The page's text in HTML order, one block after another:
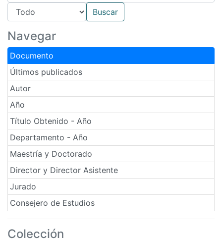
Navegar
Documento
Últimos publicados
Autor
Año
Título Obtenido - Año
Departamento - Año
Maestría y Doctorado
Director y Director Asistente
Jurado
Consejero de Estudios
Colección